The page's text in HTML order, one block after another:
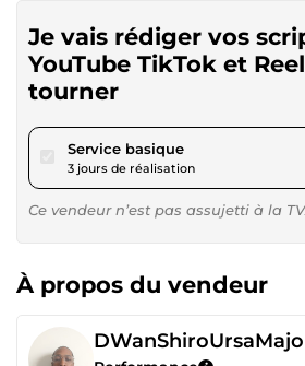
Je vais rédiger vos
YouTube TikTok et
tourner
Service basiquepour 17,34 $US
3 jours de réalisation
Ce vendeur n’est pas assujetti à la
À propos du vendeur